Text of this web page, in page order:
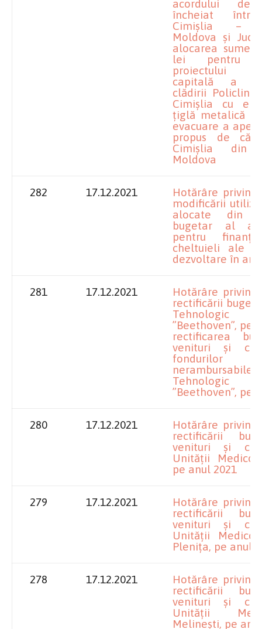
acordului de
încheiat
Cimișlia –
Moldova și
alocarea sumei
lei pentru
proiectului
capitală a
clădirii
Cimișlia cu
țiglă metalică și
evacuare a
propus de
Cimișlia din
Moldova
282 17.12.2021
Hotărâre privind
modificării
alocate din
bugetar al
pentru
cheltuieli ale
dezvoltare în
281 17.12.2021
Hotărâre privind
rectificării
Tehnologic
”Beethoven”, pe
rectificarea
venituri și
fondurilor
nerambursabile
Tehnologic
”Beethoven”, pe
280 17.12.2021
Hotărâre privind
rectificării
venituri și
Unității Medico
pe anul 2021
279 17.12.2021
Hotărâre privind
rectificării
venituri și
Unității Medico
Plenița, pe anul
278 17.12.2021
Hotărâre privind
rectificării
venituri și
Unității
Melinești, pe